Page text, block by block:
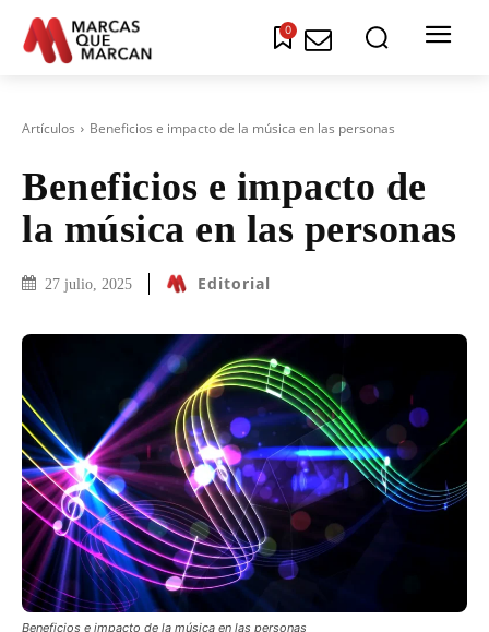
0
Artículos Beneficios e impacto de la música en las personas
Beneficios e impacto de
la música en las personas
27 julio, 2025 Editorial
Beneficios e impacto de la música en las personas